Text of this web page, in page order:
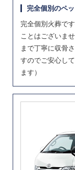
完全個別のペ
完全個別火葬で
ことはございま
まで丁寧に収骨
すのでご安心し
ます）